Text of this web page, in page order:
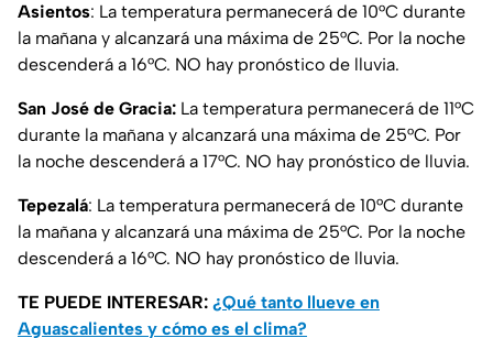
Asientos: La temperatura permanecerá de 10°C durante
la mañana y alcanzará una máxima de 25°C. Por la noche
descenderá a 16°C. NO hay pronóstico de lluvia.
San José de Gracia: La temperatura permanecerá de 11°C
durante la mañana y alcanzará una máxima de 25°C. Por
la noche descenderá a 17°C. NO hay pronóstico de lluvia.
Tepezalá: La temperatura permanecerá de 10°C durante
la mañana y alcanzará una máxima de 25°C. Por la noche
descenderá a 16°C. NO hay pronóstico de lluvia.
TE PUEDE INTERESAR: ¿Qué tanto llueve en
Aguascalientes y cómo es el clima?